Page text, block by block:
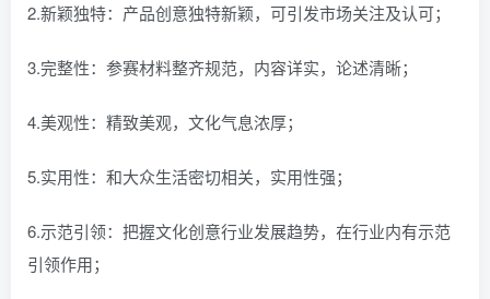
2.新颖独特：产品创意独特新颖，可引发市场关注及认可；
3.完整性：参赛材料整齐规范，内容详实，论述清晰；
4.美观性：精致美观，文化气息浓厚；
5.实用性：和大众生活密切相关，实用性强；
6.示范引领：把握文化创意行业发展趋势，在行业内有示范
引领作用；